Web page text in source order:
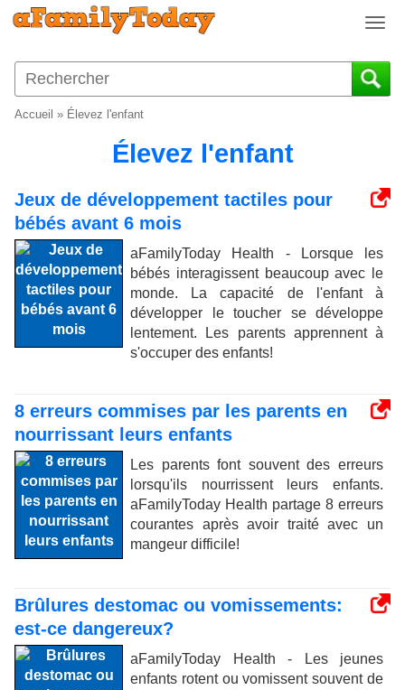
T
g
g
i
t
i
o
n
Accueil » Élevez l'enfant
Élevez l'enfant
Jeux de développement tactiles pour
bébés avant 6 mois
aFamilyToday Health - Lorsque les
bébés interagissent beaucoup avec le
monde. La capacité de l'enfant à
développer le toucher se développe
lentement. Les parents apprennent à
s'occuper des enfants!
8 erreurs commises par les parents en
nourrissant leurs enfants
Les parents font souvent des erreurs
lorsqu'ils nourrissent leurs enfants.
aFamilyToday Health partage 8 erreurs
courantes après avoir traité avec un
mangeur difficile!
Brûlures destomac ou vomissements:
est-ce dangereux?
aFamilyToday Health - Les jeunes
enfants rotent ou vomissent souvent de